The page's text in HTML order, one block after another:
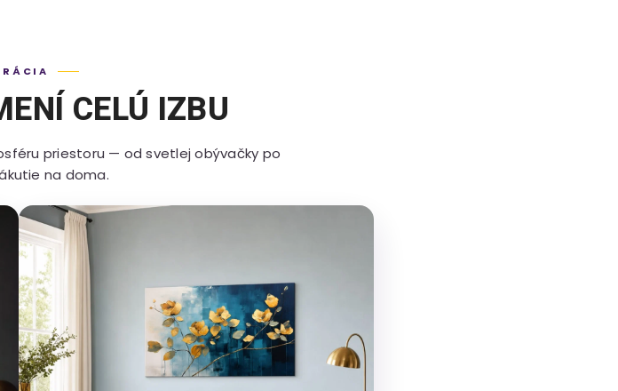
CELÚ IZBU
priestoru — od svetlej obývačky po
na doma.